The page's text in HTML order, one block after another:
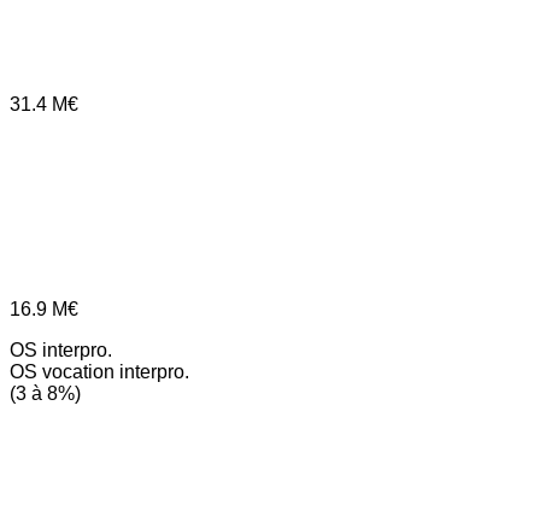
31.4 M€
16.9 M€
OS interpro.
OS vocation interpro.
(3 à 8%)